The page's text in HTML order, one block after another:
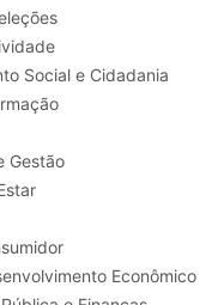
Social e Cidadania
Gestão
Trabalho e Desenvolvimento Econômico